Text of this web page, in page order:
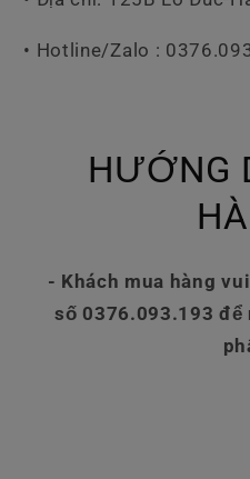
• Hotline/Zalo :
HƯỚNG
- Khách mua hàng
số 0376.093.193 để